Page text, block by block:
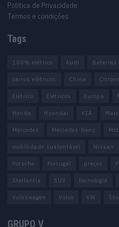
Política de Privacidade
Termos e condições
Tags
100% elétrico Audi Baterias
carros elétricos China Citröen
Elétrico Elétricos Europa
Honda Hyundai KIA
Mercedes Mercedes-Benz
mobilidade sustentável Nissan
Porsche Portugal preços
Stellantis SUV tecnologia
Volkswagen Volvo VW
GRUPO V